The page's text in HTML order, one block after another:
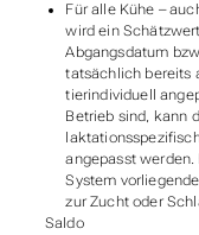
Für alle Kühe –
wird ein
Abgangsdatum
tatsächlich bereits
tierindividuell
Betrieb sind, kann
angepasst
System
zur Zucht oder
Saldo